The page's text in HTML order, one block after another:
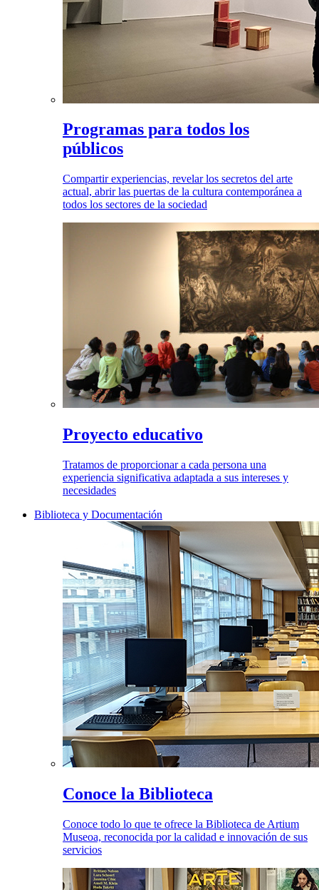
Programas para todos los
públicos
Compartir experiencias, revelar los secretos del arte
actual, abrir las puertas de la cultura contemporánea a
todos los sectores de la sociedad
Proyecto educativo
Tratamos de proporcionar a cada persona una
experiencia significativa adaptada a sus intereses y
necesidades
Biblioteca y Documentación
Conoce la Biblioteca
Conoce todo lo que te ofrece la Biblioteca de Artium
Museoa, reconocida por la calidad e innovación de sus
servicios